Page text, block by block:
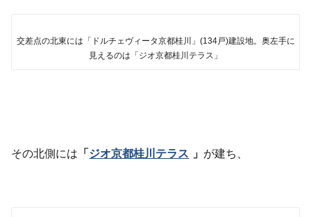
交差点の北東には「ドルチェヴィータ京都桂川」(134戸)建設地。奥左手に
見えるのは「ジオ京都桂川テラス」
その北側には 「ジオ京都桂川テラス 」 が建ち、